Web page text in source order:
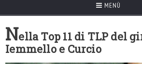
MENÙ
Nella Top 11 di TLP del
Iemmello e Curcio